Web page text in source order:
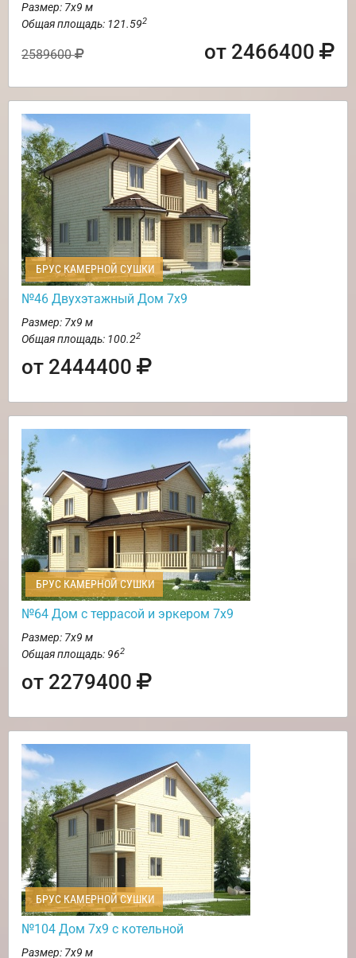
Размер: 7х9 м
Общая площадь: 121.592
2589600 от 2466400
БРУС КАМЕРНОЙ СУШКИ
№46 Двухэтажный Дом 7х9
Размер: 7х9 м
Общая площадь: 100.22
от 2444400
БРУС КАМЕРНОЙ СУШКИ
№64 Дом с террасой и эркером 7х9
Размер: 7х9 м
Общая площадь: 962
от 2279400
БРУС КАМЕРНОЙ СУШКИ
№104 Дом 7х9 с котельной
Размер: 7х9 м